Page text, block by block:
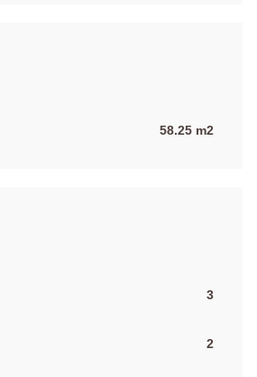
58.25 m2
3
2